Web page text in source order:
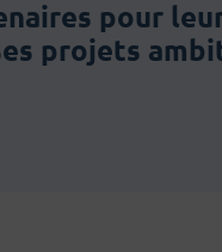
pour
projets